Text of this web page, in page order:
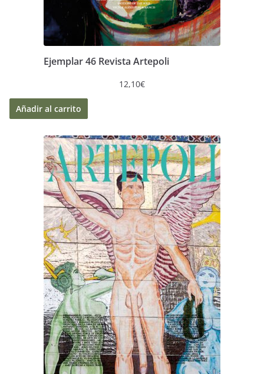
Ejemplar 46 Revista Artepoli
12,10€
Añadir al carrito